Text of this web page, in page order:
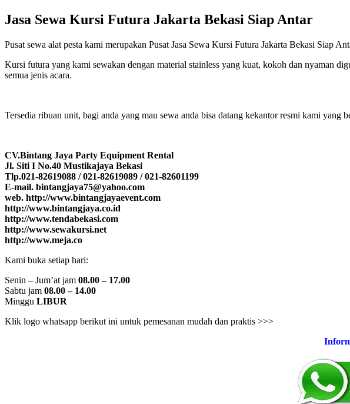
Jasa Sewa Kursi Futura Jakarta Bekasi Siap Antar
Pusat sewa alat pesta kami merupakan Pusat Jasa Sewa Kursi Futura Jakarta Bekasi Siap
Kursi futura yang kami sewakan dengan material stainless yang kuat, kokoh dan nyaman
semua jenis acara.
Tersedia ribuan unit, bagi anda yang mau sewa anda bisa datang kekantor resmi kami yang
CV.Bintang Jaya Party Equipment Rental
Jl. Siti I No.40 Mustikajaya Bekasi
Tlp.021-82619088 / 021-82619089 / 021-82601199
E-mail. bintangjaya75@yahoo.com
web. http://www.bintangjayaevent.com
http://www.bintangjaya.co.id
http://www.tendabekasi.com
http://www.sewakursi.net
http://www.meja.co
Kami buka setiap hari:
Senin – Jum’at jam 08.00 – 17.00
Sabtu jam 08.00 – 14.00
Minggu LIBUR
Klik logo whatsapp berikut ini untuk pemesanan mudah dan praktis >>>